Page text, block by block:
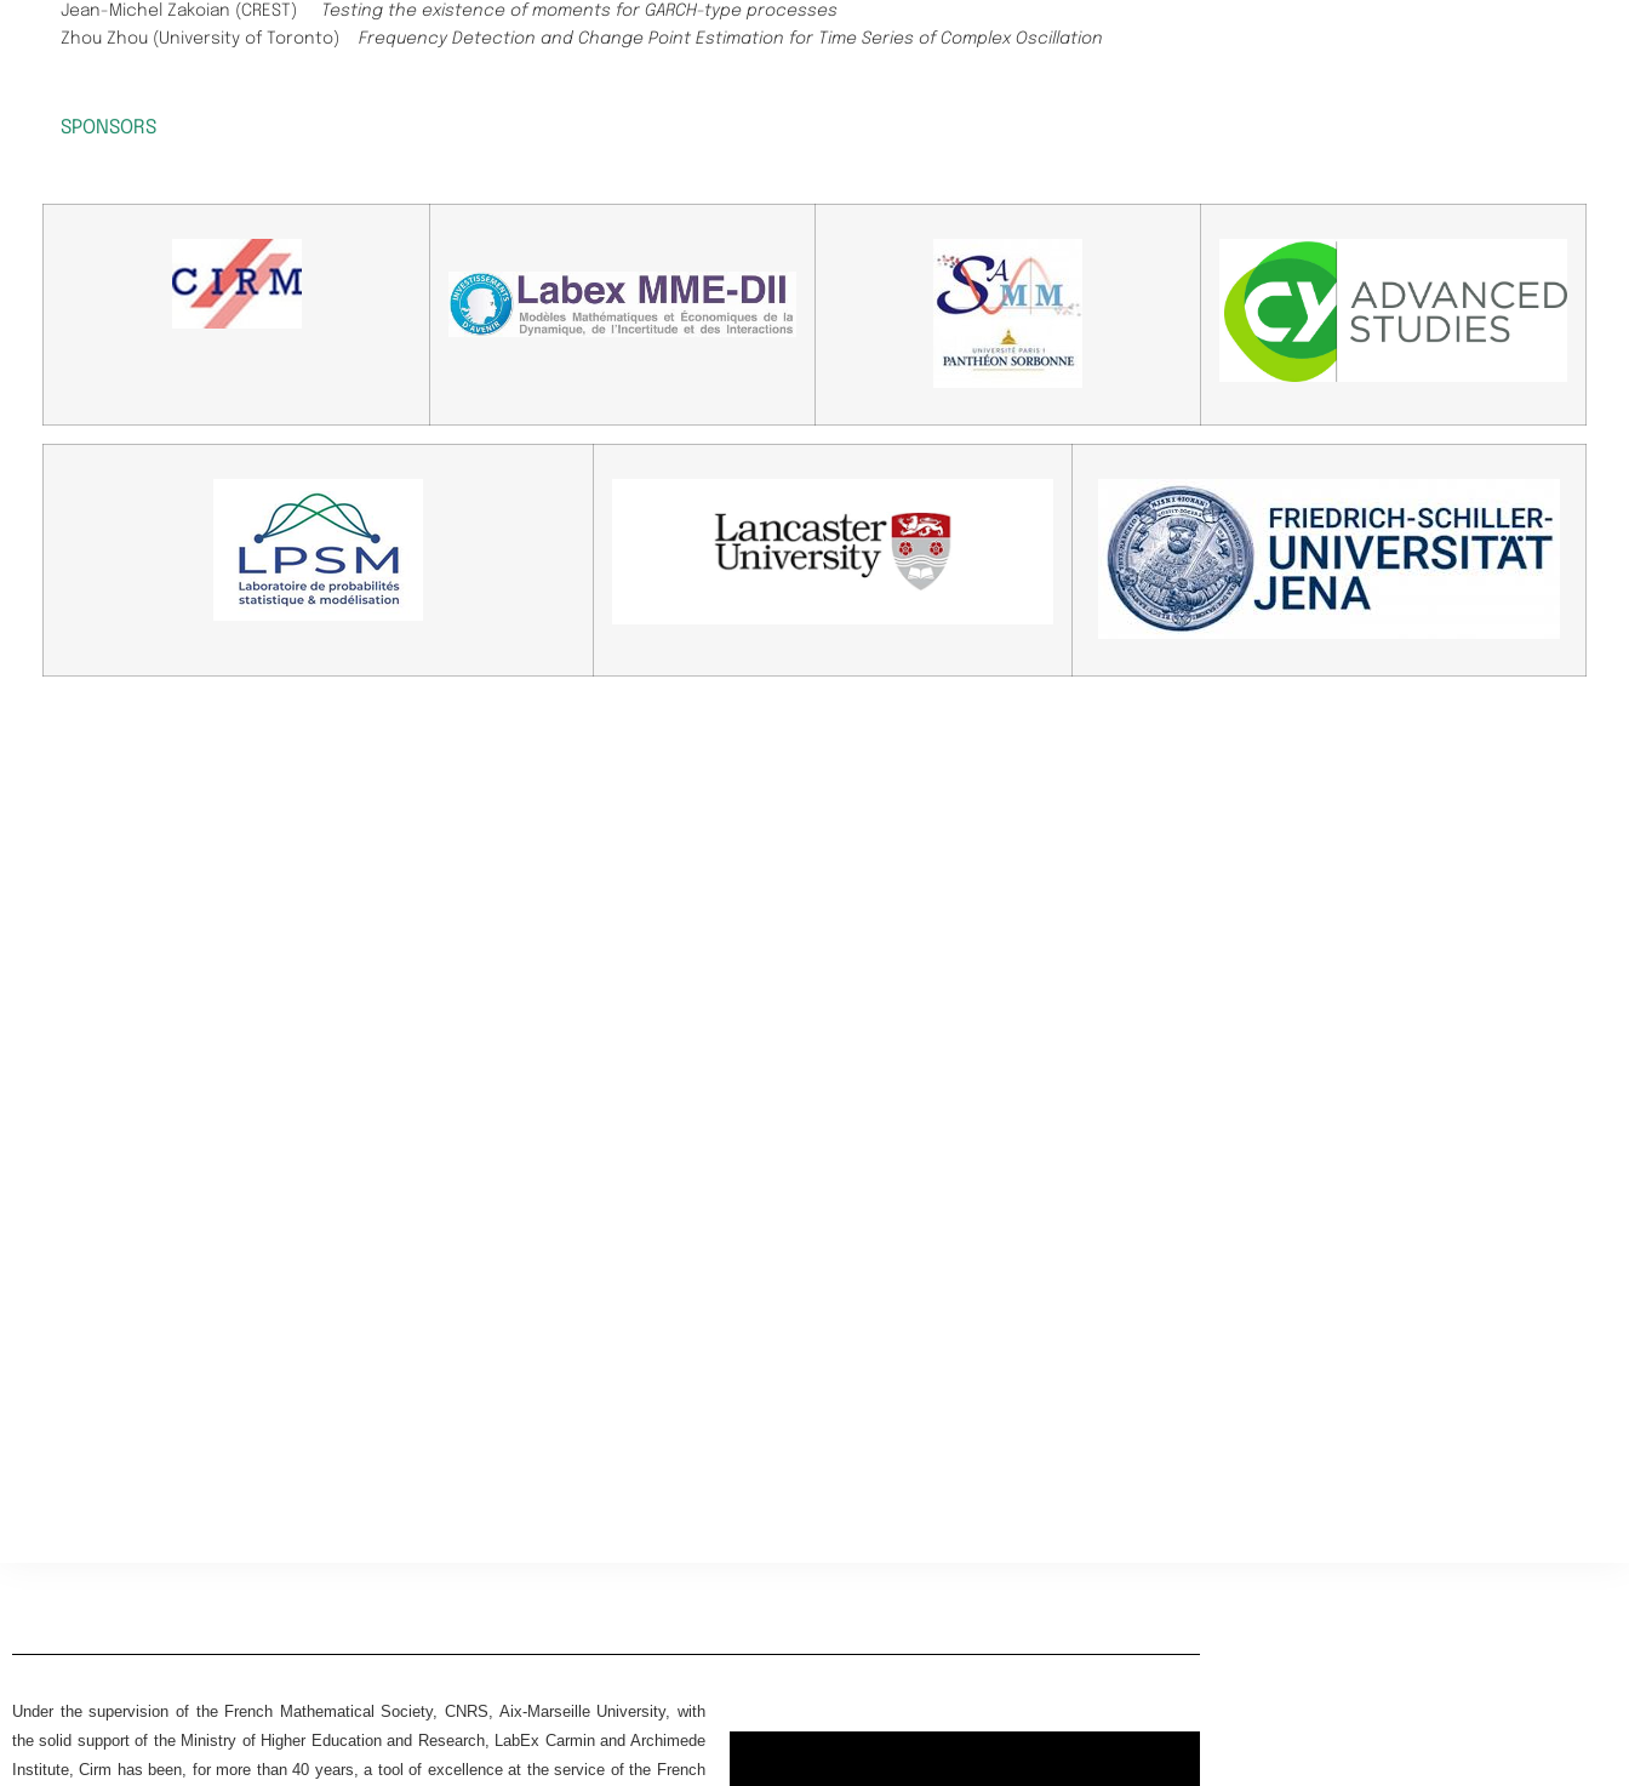
Jean-Michel Zakoian (CREST)
Testing the existence of moments for GARCH-type processes
Zhou Zhou (University of Toronto) Frequency Detection and Change Point Estimation for Time Series of Complex Oscillation
SPONSORS
Under the supervision of the French Mathematical Society, CNRS, Aix-Marseille University, with
the solid support of the Ministry of Higher Education and Research, LabEx Carmin and Archimede
Institute, Cirm has been, for more than 40 years, a tool of excellence at the service of the French